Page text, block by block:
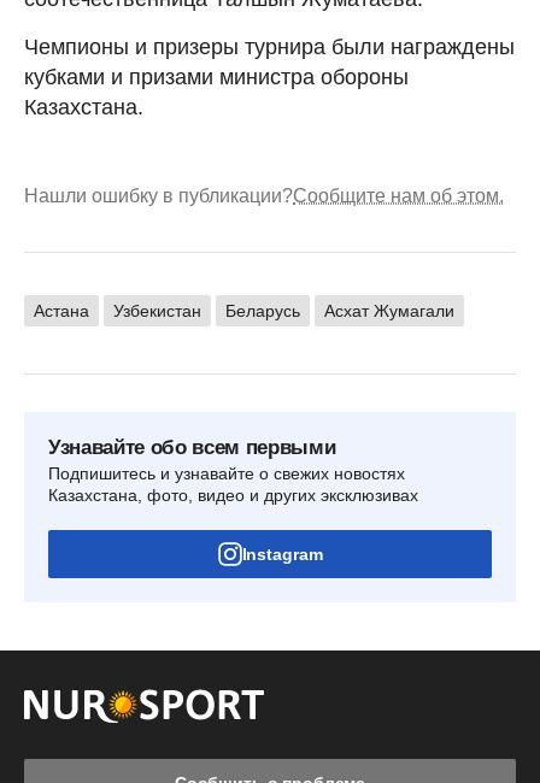
Чемпионы и призеры турнира были награждены
кубками и призами министра обороны
Казахстана.
Нашли ошибку в публикации?Сообщите нам об этом.
Астана Узбекистан Беларусь Асхат Жумагали
Узнавайте обо всем первыми
Подпишитесь и узнавайте о свежих новостях
Казахстана, фото, видео и других эксклюзивах
Instagram